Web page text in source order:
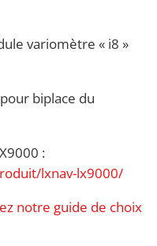
variomètre « i8 »
biplace du
:
lxnav-lx9000/
notre guide de choix